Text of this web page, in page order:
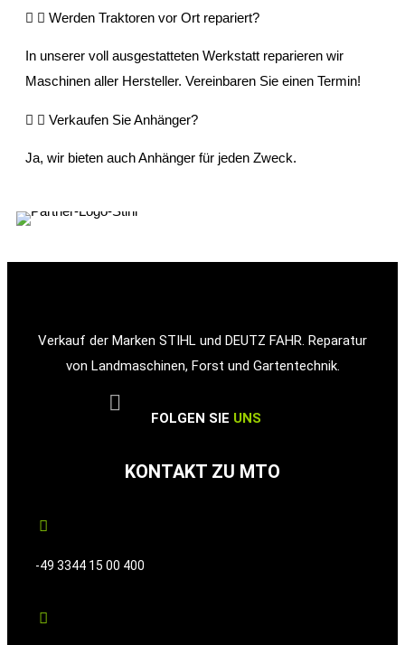
Werden Traktoren vor Ort repariert?
In unserer voll ausgestatteten Werkstatt reparieren wir
Maschinen aller Hersteller. Vereinbaren Sie einen Termin!
Verkaufen Sie Anhänger?
Ja, wir bieten auch Anhänger für jeden Zweck.
Verkauf der Marken STIHL und DEUTZ FAHR. Reparatur
von Landmaschinen, Forst und Gartentechnik.
FOLGEN SIE UNS
KONTAKT ZU MTO
-49 3344 15 00 400